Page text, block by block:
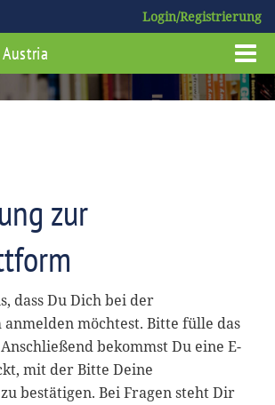
Login/Registrierung
zur
dass Du Dich bei der
möchtest. Bitte fülle das
bekommst Du eine E-
mit der Bitte Deine
bestätigen. Bei Fragen steht Dir